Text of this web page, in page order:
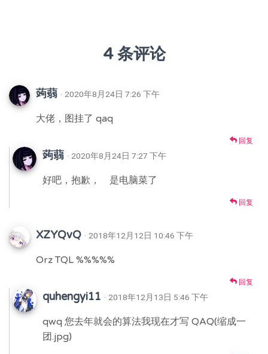
4 条评论
蒟蒻 · 2020年8月24日 7:26 下午
大佬，图挂了 qaq
回复
蒟蒻 · 2020年8月24日 7:27 下午
好吧，抱歉， 是电脑菜了
回复
XZYQvQ · 2018年12月12日 10:46 下午
Orz TQL %%%%%
回复
quhengyi11 · 2018年12月13日 5:46 下午
qwq 您去年就会的算法我现在才写 QAQ(缩成一
团.jpg)